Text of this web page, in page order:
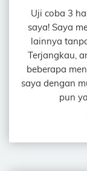
Uji coba 3
saya! Saya
lainnya
Terjangkau,
beberapa
saya dengan
pun